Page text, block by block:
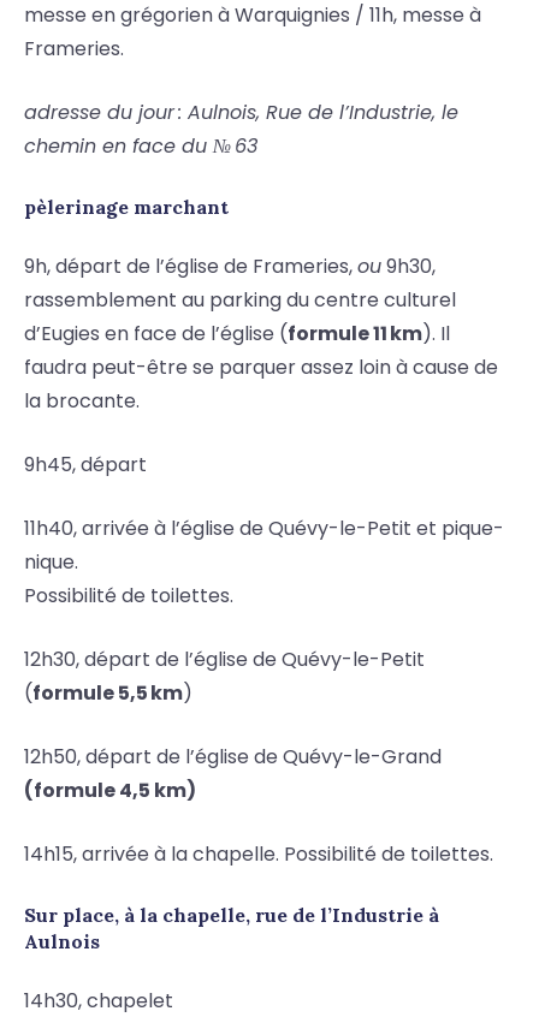
messe en grégorien à Warquignies / 11h, messe à
Frameries.
adresse du jour : Aulnois, Rue de l’Industrie, le
chemin en face du № 63
pèlerinage marchant
9h, départ de l’église de Frameries,ou9h30,
rassemblement au parking du centre culturel
d’Eugies en face de l’église (formule 11 km). Il
faudra peut-être se parquer assez loin à cause de
la brocante.
9h45, départ
11h40, arrivée à l’église de Quévy-le-Petit et pique-
nique.
Possibilité de toilettes.
12h30, départ de l’église de Quévy-le-Petit
(formule5,5 km)
12h50, départ de l’église de Quévy-le-Grand
(formule 4,5 km)
14h15, arrivée à la chapelle. Possibilité de toilettes.
Sur place, à la chapelle, rue de l’Industrie à
Aulnois
14h30, chapelet